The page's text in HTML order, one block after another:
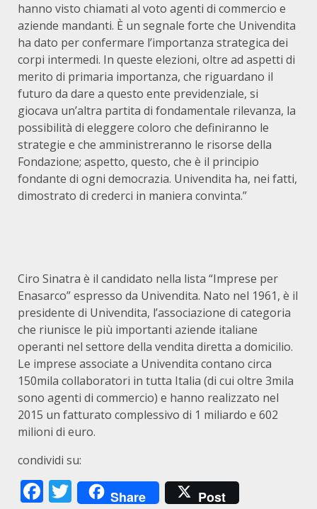
hanno visto chiamati al voto agenti di commercio e
aziende mandanti. È un segnale forte che Univendita
ha dato per confermare l’importanza strategica dei
corpi intermedi. In queste elezioni, oltre ad aspetti di
merito di primaria importanza, che riguardano il
futuro da dare a questo ente previdenziale, si
giocava un’altra partita di fondamentale rilevanza, la
possibilità di eleggere coloro che definiranno le
strategie e che amministreranno le risorse della
Fondazione; aspetto, questo, che è il principio
fondante di ogni democrazia. Univendita ha, nei fatti,
dimostrato di crederci in maniera convinta.”
Ciro Sinatra è il candidato nella lista “Imprese per
Enasarco” espresso da Univendita. Nato nel 1961, è il
presidente di Univendita, l’associazione di categoria
che riunisce le più importanti aziende italiane
operanti nel settore della vendita diretta a domicilio.
Le imprese associate a Univendita contano circa
150mila collaboratori in tutta Italia (di cui oltre 3mila
sono agenti di commercio) e hanno realizzato nel
2015 un fatturato complessivo di 1 miliardo e 602
milioni di euro.
condividi su:
Facebook
Twitter
Share Post